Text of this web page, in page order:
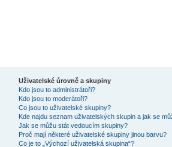
Uživatelské úrovně a skupiny
Kdo jsou to administrátoři?
Kdo jsou to moderátoři?
Co jsou to uživatelské skupiny?
Kde najdu seznam uživatelských skupin a jak se
Jak se můžu stát vedoucím skupiny?
Proč mají některé uživatelské skupiny jinou barvu?
Co je to „Výchozí uživatelská skupina“?